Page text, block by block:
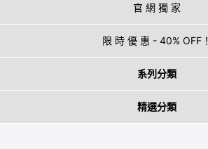
官 網 獨 家
限 時 優 惠 - 40% OFF！
系列分類
精選分類